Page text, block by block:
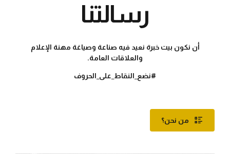
رسالتنا
أن نكون بيت خبرة نعيد فيه صناعة وصياغة مهنة الإعلام
والعلاقات العامة.
نضع_النقاط_على_الحروف#
من نحن؟